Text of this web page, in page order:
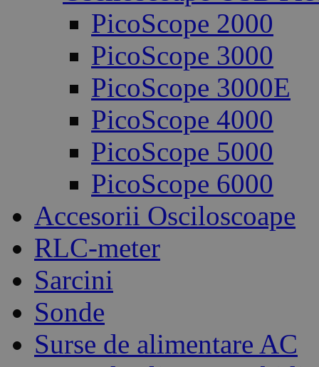
PicoScope 2000
PicoScope 3000
PicoScope 3000E
PicoScope 4000
PicoScope 5000
PicoScope 6000
Accesorii Osciloscoape
RLC-meter
Sarcini
Sonde
Surse de alimentare AC